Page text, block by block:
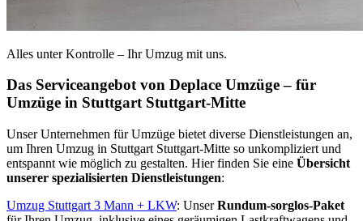
Alles unter Kontrolle – Ihr Umzug mit uns.
Das Serviceangebot von Deplace Umzüge – für
Umzüge in Stuttgart Stuttgart-Mitte
Unser Unternehmen für Umzüge bietet diverse Dienstleistungen an,
um Ihren Umzug in Stuttgart Stuttgart-Mitte so unkompliziert und
entspannt wie möglich zu gestalten. Hier finden Sie eine Übersicht
unserer spezialisierten Dienstleistungen:
Umzug Stuttgart 3 Mann + LKW: UnserRundum-sorglos-Paket